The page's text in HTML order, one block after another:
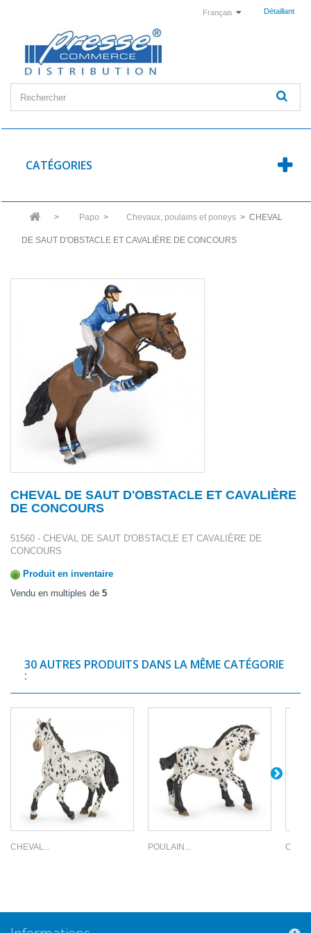
Détaillant
Français
CATÉGORIES
> Papo > Chevaux, poulains et poneys > CHEVAL
DE SAUT D'OBSTACLE ET CAVALIÈRE DE CONCOURS
CHEVAL DE SAUT D'OBSTACLE ET CAVALIÈRE
DE CONCOURS
51560 - CHEVAL DE SAUT D'OBSTACLE ET CAVALIÈRE DE
CONCOURS
Produit en inventaire
Vendu en multiples de 5
30 AUTRES PRODUITS DANS LA MÊME CATÉGORIE
:
CHEVAL... POULAIN...